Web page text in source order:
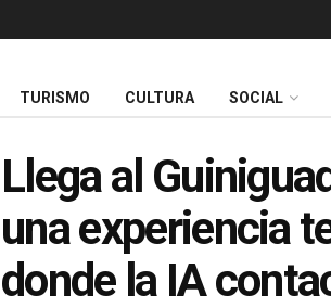
TURISMO CULTURA SOCIAL
Llega al
una experiencia
donde la IA